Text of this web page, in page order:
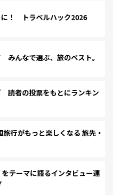
に！ トラベルハック2026
んなで選ぶ、旅のベスト。
読者の投票をもとにランキン
行がもっと楽しくなる 旅先・
テーマに語るインタビュー連